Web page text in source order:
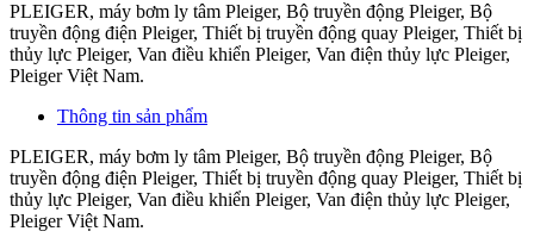
PLEIGER, máy bơm ly tâm Pleiger, Bộ truyền động Pleiger, Bộ
truyền động điện Pleiger, Thiết bị truyền động quay Pleiger, Thiết bị
thủy lực Pleiger, Van điều khiển Pleiger, Van điện thủy lực Pleiger,
Pleiger Việt Nam.
Thông tin sản phẩm
PLEIGER, máy bơm ly tâm Pleiger, Bộ truyền động Pleiger, Bộ
truyền động điện Pleiger, Thiết bị truyền động quay Pleiger, Thiết bị
thủy lực Pleiger, Van điều khiển Pleiger, Van điện thủy lực Pleiger,
Pleiger Việt Nam.